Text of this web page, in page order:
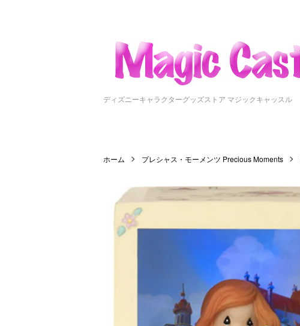
ディズニーキャラクターグッズストア マジックキャッスル
ホーム プレシャス・モーメンツ Precious Moments